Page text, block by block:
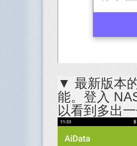
▼ 最新版本
能。登入
以看到多出